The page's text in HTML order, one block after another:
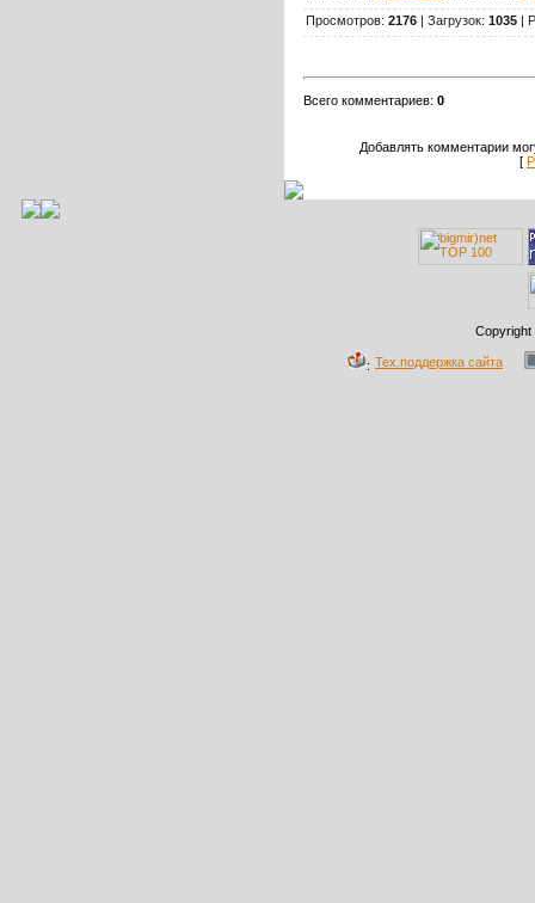
Просмотров: 2176 | Загрузок: 1035 |
Всего комментариев: 0
Добавлять комментарии
[
: Тех.поддержка сайта